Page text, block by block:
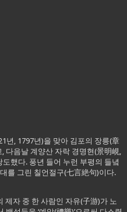
년, 1797년)을 맞아 김포의 장릉(章
다음날 계양산 자락 경명현(景明峴,
도했다. 풍년 들어 누런 부평의 들녘
를 그린 칠언절구(七言絶句)이다.
제자 중 한 사람인 자유(子游)가 노